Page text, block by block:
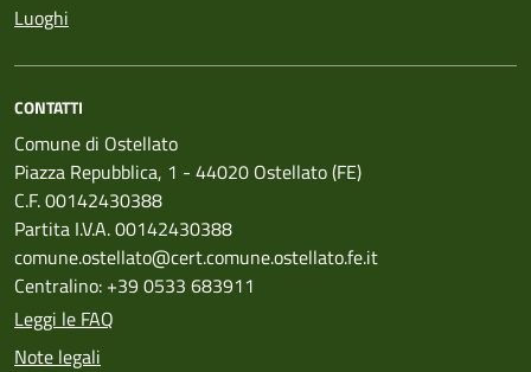
Luoghi
CONTATTI
Comune di Ostellato
Piazza Repubblica, 1 - 44020 Ostellato (FE)
C.F. 00142430388
Partita I.V.A. 00142430388
comune.ostellato@cert.comune.ostellato.fe.it
Centralino: +39 0533 683911
Leggi le FAQ
Note legali